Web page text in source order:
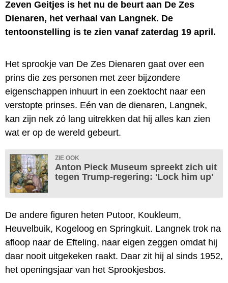
Zeven Geitjes is het nu de beurt aan De Zes
Dienaren, het verhaal van Langnek. De
tentoonstelling is te zien vanaf zaterdag 19 april.
Het sprookje van De Zes Dienaren gaat over een
prins die zes personen met zeer bijzondere
eigenschappen inhuurt in een zoektocht naar een
verstopte prinses. Eén van de dienaren, Langnek,
kan zijn nek zó lang uitrekken dat hij alles kan zien
wat er op de wereld gebeurt.
ZIE OOK
Anton Pieck Museum spreekt zich uit
tegen Trump-regering: 'Lock him up'
De andere figuren heten Putoor, Koukleum,
Heuvelbuik, Kogeloog en Springkuit. Langnek trok na
afloop naar de Efteling, naar eigen zeggen omdat hij
daar nooit uitgekeken raakt. Daar zit hij al sinds 1952,
het openingsjaar van het Sprookjesbos.